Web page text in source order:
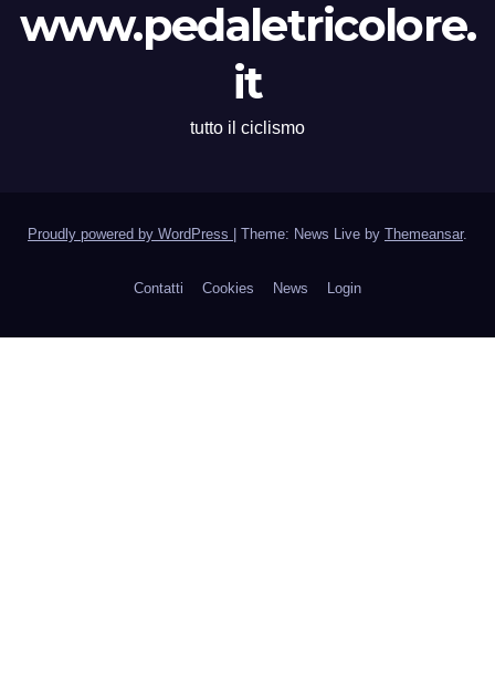
www.pedaletricolore.
it
tutto il ciclismo
Proudly powered by WordPress Theme: News Live by Themeansar.
Contatti Cookies News Login